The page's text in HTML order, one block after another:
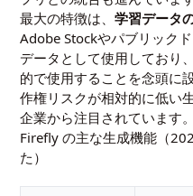
最大の特徴は、学習データ
Adobe Stockやパブリック
データとして使用しており
的で使用することを念頭に
作権リスクが相対的に低い
企業から注目されています。
Firefly の主な生成機能（
た）